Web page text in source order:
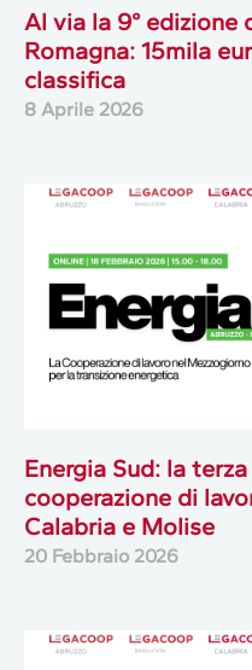
Al via la 9°
Romagna: 15mila
classifica
8 Aprile 2026
Energia Sud: la
cooperazione di
Calabria e Molise
20 Febbraio 2026